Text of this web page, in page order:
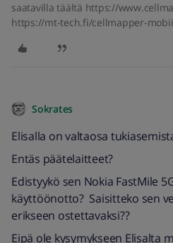
saatavilla täältä https://
https://mt-tech.fi/cellmapper-
Sokrates
Elisalla on valtaosa
Entäs päätelaitteet?
Edistyykö sen Nokia FastMile
käyttöönotto? Saisitteko sen
erikseen ostettavaksi??
Eipä ole kysymykseen Elisalta